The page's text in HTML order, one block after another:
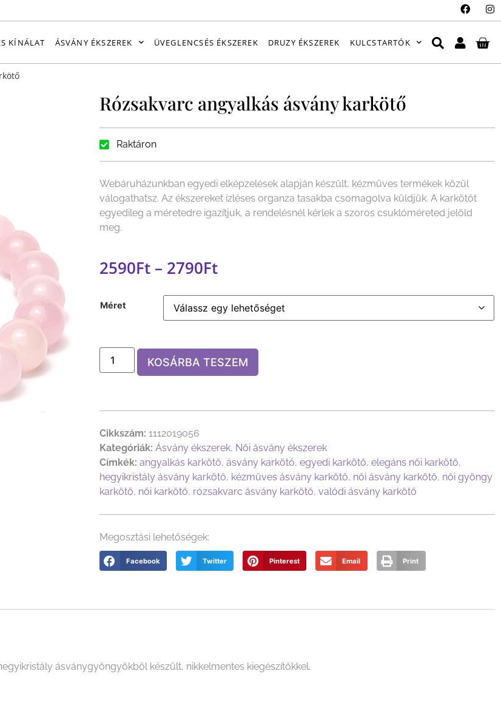
KÍNÁLAT ÁSVÁNY ÉKSZEREK ÜVEGLENCSÉS ÉKSZEREK DRUZY ÉKSZEREK KULCSTARTÓK
Rózsakvarc angyalkás ásvány karkötő
Raktáron
Webáruházunkban egyedi elképzelések alapján készült, kézműves termékek közül
válogathatsz. Az ékszereket ízléses organza tasakba csomagolva küldjük. A karkötőt
egyedileg a méretedre igazítjuk, a rendelésnél kérlek a szoros csuklóméreted jelöld
meg.
2590Ft – 2790Ft
Méret
KOSÁRBA TESZEM
Cikkszám: 1112019056
Kategóriák: Ásvány ékszerek, Női ásvány ékszerek
Címkék: angyalkás karkötő, ásvány karkötő, egyedi karkötő, elegáns női karkötő,
hegyikristály ásvány karkötő, kézműves ásvány karkötő, női ásvány karkötő, női gyöngy
karkötő, női karkötő, rózsakvarc ásvány karkötő, valódi ásvány karkötő
Megosztási lehetőségek:
Facebook Twitter Pinterest Email Print
ásványgyöngyökből készült, nikkelmentes kiegészítőkkel.